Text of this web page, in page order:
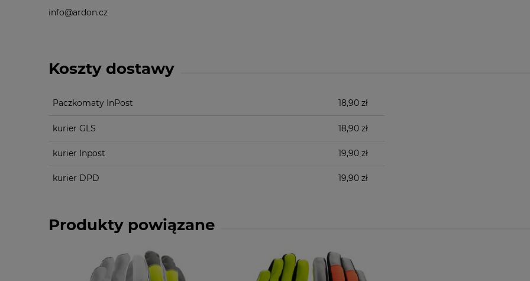
info@ardon.cz
Koszty dostawy
Paczkomaty InPost 18,90 zł
kurier GLS 18,90 zł
kurier Inpost 19,90 zł
kurier DPD 19,90 zł
Produkty powiązane